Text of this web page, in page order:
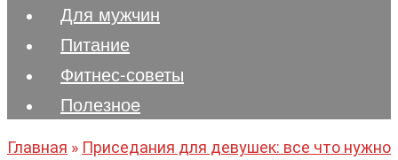
Для мужчин
Питание
Фитнес-советы
Полезноe
Главная » Приседания для девушек: все что нужно